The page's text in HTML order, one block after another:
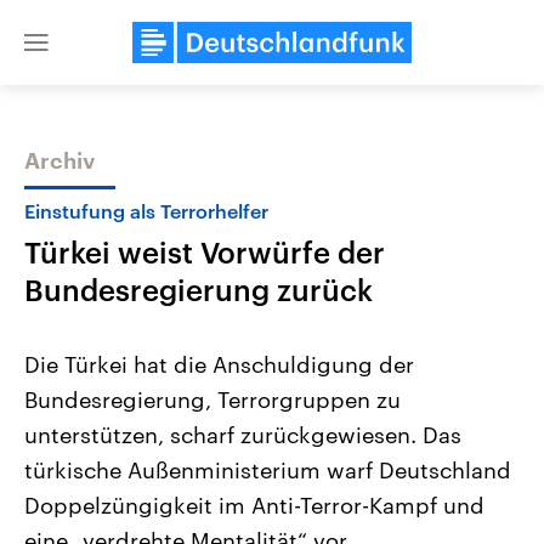
Close
Themen
Landtagswahl Sachsen-Anhalt
2026
Alle Informationen
Sachsen-Anhalt wählt am 6.
September 2026 einen neuen
Landtag. Seit 2021 wird das
Bundesland von einer Koalition aus
USA
Aktuelle Beiträge,
Hintergründe
Wirtschaftlich und
gehören die Vereinigten
den mächtigsten Ländern
mit großem Einfluss auf
Archiv
Einstufung als Terrorhelfer
Türkei weist Vorwürfe der
Bundesregierung zurück
Die Türkei hat die Anschuldigung der
Bundesregierung, Terrorgruppen zu
unterstützen, scharf zurückgewiesen. Das
türkische Außenministerium warf Deutschland
Doppelzüngigkeit im Anti-Terror-Kampf und